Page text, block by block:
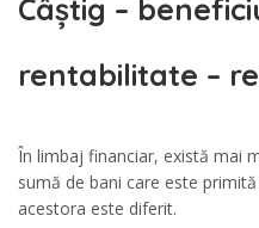
Câștig –
rentabilitate –
În limbaj financiar, există mai
sumă de bani care este
acestora este diferit.